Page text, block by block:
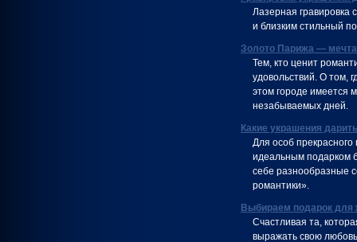
Лазерная гравировка
и близким стильный
Золото Парижа —
Тем, кто ценит
удовольствий. О том,
этом городе имеется
незабываемых дней.
Какие украшения
Для особ
идеальным подарком
себе разнообразные
романтики».
Выбираем подарок для
Счастливая та,
выражать свою